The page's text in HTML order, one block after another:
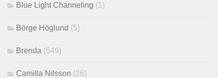
Blue Light Channeling (1)
Börge Höglund (5)
Brenda (549)
Camilla Nilsson (26)